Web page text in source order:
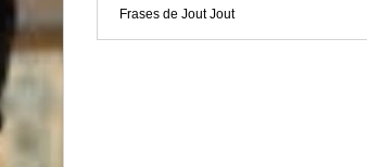
Frases de Jout Jout